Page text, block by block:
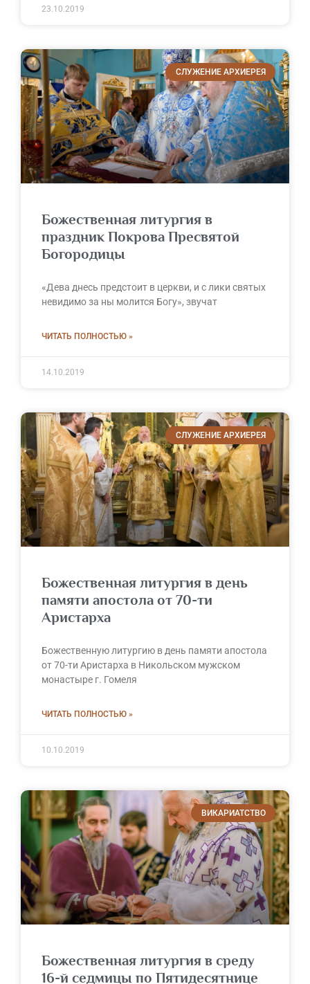
23.10.2019
СЛУЖЕНИЕ АРХИЕРЕЯ
Божественная литургия в
праздник Покрова Пресвятой
Богородицы
«Дева днесь предстоит в церкви, и с лики святых
невидимо за ны молится Богу», звучат
ЧИТАТЬ ПОЛНОСТЬЮ »
14.10.2019
СЛУЖЕНИЕ АРХИЕРЕЯ
Божественная литургия в день
памяти апостола от 70-ти
Аристарха
Божественную литургию в день памяти апостола
от 70-ти Аристарха в Никольском мужском
монастыре г. Гомеля
ЧИТАТЬ ПОЛНОСТЬЮ »
10.10.2019
ВИКАРИАТСТВО
Божественная литургия в среду
16-й седмицы по Пятидесятнице